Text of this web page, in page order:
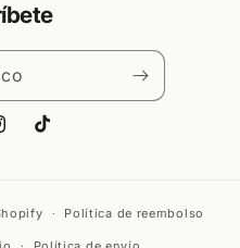
TikTok
Política de reembolso